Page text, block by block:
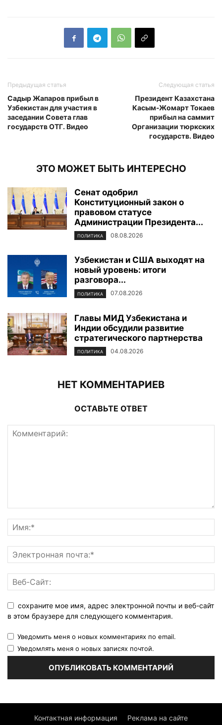
Предыдущая статья
Садыр Жапаров прибыл в
Узбекистан для участия в
заседании Совета глав
государств ОТГ. Видео
Следующая статья
Президент Казахстана
Касым-Жомарт Токаев
прибыл на саммит
Организации тюркских
государств. Видео
ЭТО МОЖЕТ БЫТЬ ИНТЕРЕСНО
Сенат одобрил
Конституционный закон о
правовом статусе
Администрации Президента...
ПОЛИТИКА 08.08.2026
Узбекистан и США выходят на
новый уровень: итоги
разговора...
ПОЛИТИКА 07.08.2026
Главы МИД Узбекистана и
Индии обсудили развитие
стратегического партнерства
ПОЛИТИКА 04.08.2026
НЕТ КОММЕНТАРИЕВ
ОСТАВЬТЕ ОТВЕТ
сохраните мое имя, адрес электронной почты и веб-сайт
в этом браузере для следующего комментария.
Уведомить меня о новых комментариях по email.
Уведомлять меня о новых записях почтой.
Контактная информация Реклама на сайте